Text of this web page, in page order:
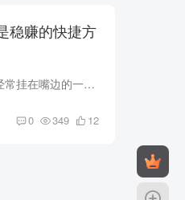
稳赚的快捷方
在股市的高手圈里，有一位大佬经常挂在嘴边的一句话是：“快就是慢，慢急是快。” 如果你不理解这句话，无论市场是牛是熊，都可能难以稳定盈利。相信你现在和当初的我一样，充满疑惑。别着急，...
0 349 12